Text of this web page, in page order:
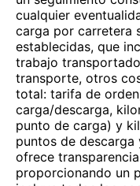
cualquier
carga por carretera
establecidas, que
trabajo
transporte, otros
total: tarifa de
carga/descarga,
punto de carga) y
puntos de
ofrece
proporcionando un